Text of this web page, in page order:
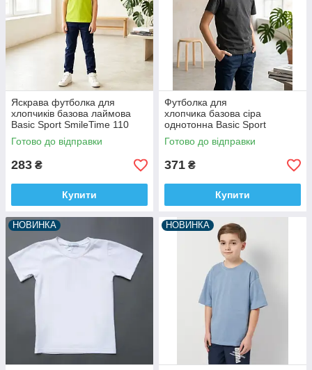
Яскрава футболка для
хлопчиків базова лаймова
Basic Sport SmileTime 110
Готово до відправки
283 ₴
Купити
Футболка для
хлопчика базова сіра
однотонна Basic Sport
SmileTime 158
Готово до відправки
371 ₴
Купити
НОВИНКА НОВИНКА